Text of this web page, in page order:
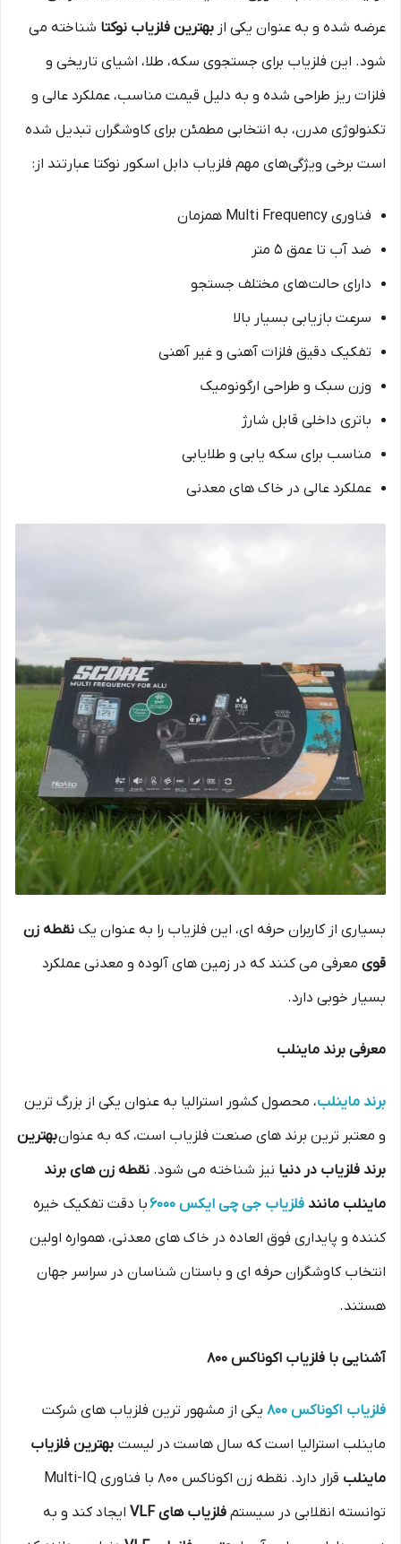
عرضه شده و به‌ عنوان یکی از بهترین فلزیاب نوکتا شناخته می‌
شود. این فلزیاب برای جستجوی سکه، طلا، اشیای تاریخی و
فلزات ریز طراحی شده و به دلیل قیمت مناسب، عملکرد عالی و
تکنولوژی مدرن، به انتخابی مطمئن برای کاوشگران تبدیل شده
است برخی ویژگی‌های مهم فلزیاب دابل اسکور نوکتا عبارتند از:
فناوری Multi Frequency همزمان
ضد آب تا عمق 5 متر
دارای حالت‌ های مختلف جستجو
سرعت بازیابی بسیار بالا
تفکیک دقیق فلزات آهنی و غیر آهنی
وزن سبک و طراحی ارگونومیک
باتری داخلی قابل شارژ
مناسب برای سکه‌ یابی و طلا‌یابی
عملکرد عالی در خاک‌ های معدنی
بسیاری از کاربران حرفه‌ ای، این فلزیاب را به‌ عنوان یک نقطه زن
قوی معرفی می‌ کنند که در زمین‌ های آلوده و معدنی عملکرد
بسیار خوبی دارد.
معرفی برند ماینلب
برند ماینلب، محصول کشور استرالیا به عنوان یکی از بزرگ ترین
و معتبر ترین برند های صنعت فلزیاب است، که به عنوانبهترین
برند فلزیاب در دنیا نیز شناخته می‌ شود. نقطه زن های برند
ماینلب مانند فلزیاب جی چی ایکس 6000
با دقت تفکیک خیره‌
کننده و پایداری فوق‌ العاده در خاک‌ های معدنی، همواره اولین
انتخاب کاوشگران حرفه‌ ای و باستان‌ شناسان در سراسر جهان
هستند.
آشنایی با فلزیاب اکوناکس 800
فلزیاب اکوناکس 800
یکی از مشهور ترین فلزیاب های شرکت
ماینلب استرالیا است که سال‌ هاست در لیست بهترین فلزیاب
ماینلب
قرار دارد. نقطه زن اکوناکس 800 با فناوری Multi-IQ
توانسته انقلابی در سیستم‌ فلزیاب های VLF
ایجاد کند و به